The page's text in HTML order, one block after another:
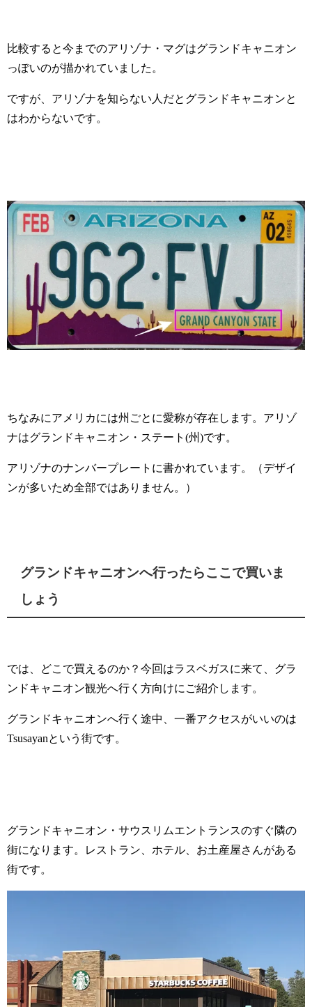
比較すると今までのアリゾナ・マグはグランドキャニオン
っぽいのが描かれていました。
ですが、アリゾナを知らない人だと グランドキャニオンと
はわからないです。
ちなみにアメリカには州ごとに愛称が存在します。アリゾ
ナはグランドキャニオン・ステート(州)です。
アリゾナのナンバープレートに書かれています。（デザイ
ンが多いため全部ではありません。）
グランドキャニオンへ行ったらここで買いま
しょう
では、どこで買えるのか？今回はラスベガスに来て、グラ
ンドキャニオン観光へ行く方向けにご紹介します。
グランドキャニオンへ行く途中、一番アクセスがいいのは
Tsusayanという街です。
グランドキャニオン・サウスリムエントランスのすぐ隣の
街になります。レストラン、ホテル、お土産屋さんがある
街です。